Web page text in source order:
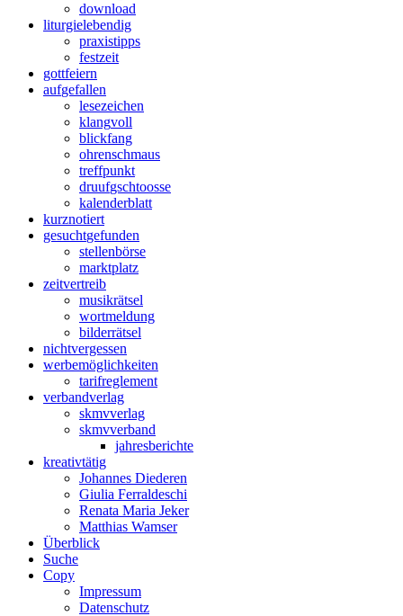
download
liturgielebendig
praxistipps
festzeit
gottfeiern
aufgefallen
lesezeichen
klangvoll
blickfang
ohrenschmaus
treffpunkt
druufgschtoosse
kalenderblatt
kurznotiert
gesuchtgefunden
stellenbörse
marktplatz
zeitvertreib
musikrätsel
wortmeldung
bilderrätsel
nichtvergessen
werbemöglichkeiten
tarifreglement
verbandverlag
skmvverlag
skmvverband
jahresberichte
kreativtätig
Johannes Diederen
Giulia Ferraldeschi
Renata Maria Jeker
Matthias Wamser
Überblick
Suche
Copy
Impressum
Datenschutz